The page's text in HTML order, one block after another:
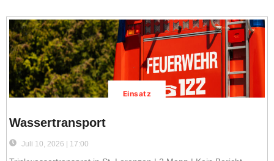
Einsatz
Wassertransport
Juli 10, 2026 | 17:00